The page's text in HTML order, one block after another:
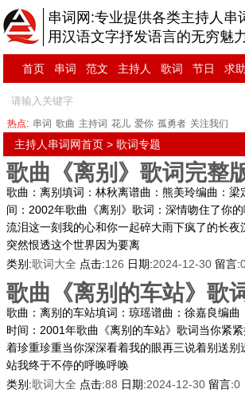
串词网:专业提供各类主持人串
用汉语文字抒发语言的无穷魅
首页 串词 范文 主持人 歌词 节日 求助
热点: 串词 歌曲 主持词 花儿 爱你 孤勇者 关注我们
主持人串词网首页 > 歌词专题
歌曲《离别》歌词完整
歌曲：离别填词：林秋离谱曲：熊美玲编曲：梁
间：2002年歌曲《离别》歌词：深情吻住了你
流泪这一刻我的心和你一起碎大雨下疯了的长夜
突然恨透这个世界因为要离
类别:歌词大全 点击:126 日期:2024-12-30 留言:
歌曲《离别的车站》歌
歌曲：离别的车站填词：琼瑶谱曲：徐嘉良编曲
时间：2001年歌曲《离别的车站》歌词当你紧
着珍重珍重当你深深看着我的眼再三说着别送别
站我终于不停的呼唤呼唤
类别:歌词大全 点击:88 日期:2024-12-30 留言:0